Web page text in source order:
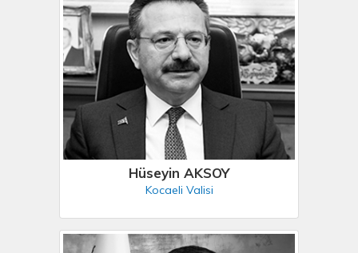
Hüseyin AKSOY
Kocaeli Valisi